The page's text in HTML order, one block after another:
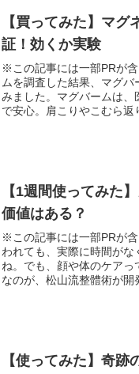
【買ってみた】マ
証！効くか実験
※この記事には一部PRが
ムを調査した結果、マグ
みました。マグバームは
で安心。肩こりやこむら返
【1週間使ってみた
価値はある？
※この記事には一部PRが
われても、実際に時間がな
ね。でも、顔や体のケアっ
なのが、松山流整體術が開
【使ってみた】奇